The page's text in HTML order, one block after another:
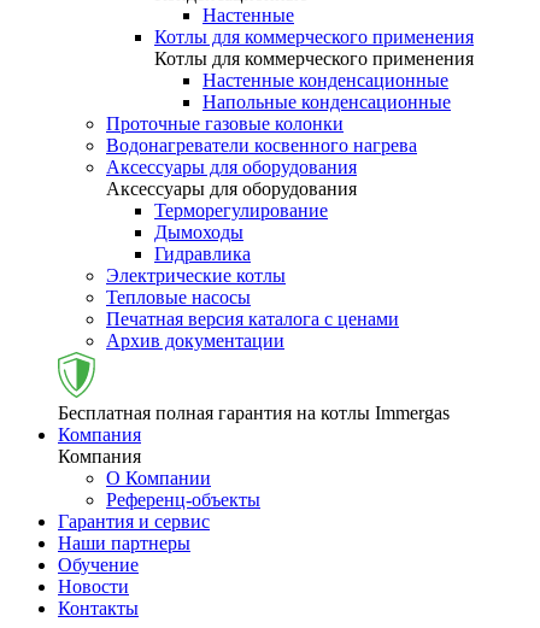
Настенные
Котлы для коммерческого применения
Котлы для коммерческого применения
Настенные конденсационные
Напольные конденсационные
Проточные газовые колонки
Водонагреватели косвенного нагрева
Аксессуары для оборудования
Аксессуары для оборудования
Терморегулирование
Дымоходы
Гидравлика
Электрические котлы
Тепловые насосы
Печатная версия каталога с ценами
Архив документации
Бесплатная полная гарантия на котлы Immergas
Компания
Компания
О Компании
Референц-объекты
Гарантия и сервис
Наши партнеры
Обучение
Новости
Контакты